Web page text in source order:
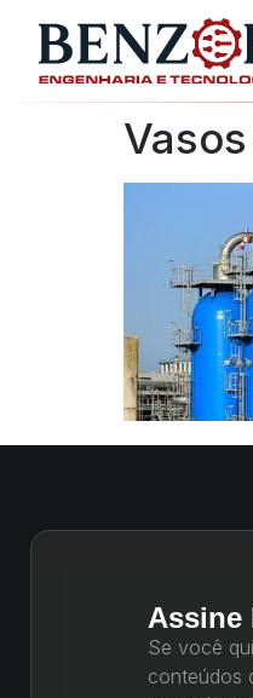
Assine
Se você
conteúdos